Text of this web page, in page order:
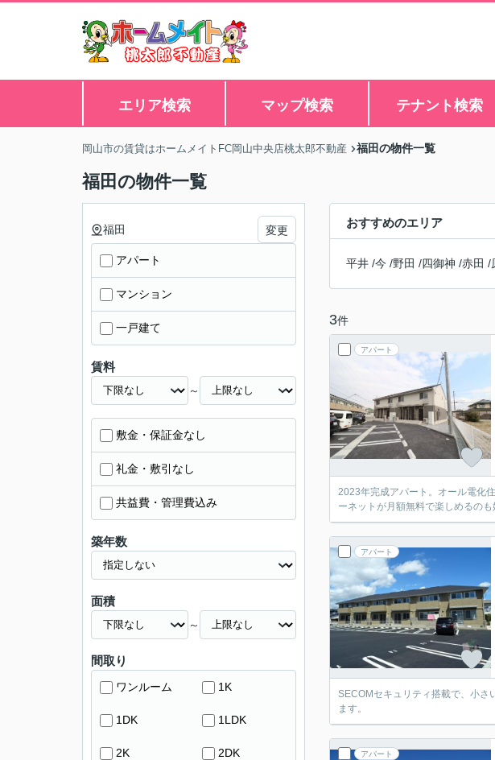
エリア検索 マップ検索 テナント検索
岡山市の賃貸はホームメイトFC岡山中央店桃太郎不動産 福田の物件一覧
福田の物件一覧
おすすめのエリア
平井 /今 /野田 /四御神 /赤田 /
3件
アパート
2023年完成アパート。オール電化
ーネットが月額無料で楽しめるのも
アパート
SECOMセキュリティ搭載で、小さ
ます。
アパート
福田 変更
アパート
マンション
一戸建て
賃料
～
敷金・保証金なし
礼金・敷引なし
共益費・管理費込み
築年数
面積
～
間取り
ワンルーム 1K
1DK 1LDK
2K 2DK